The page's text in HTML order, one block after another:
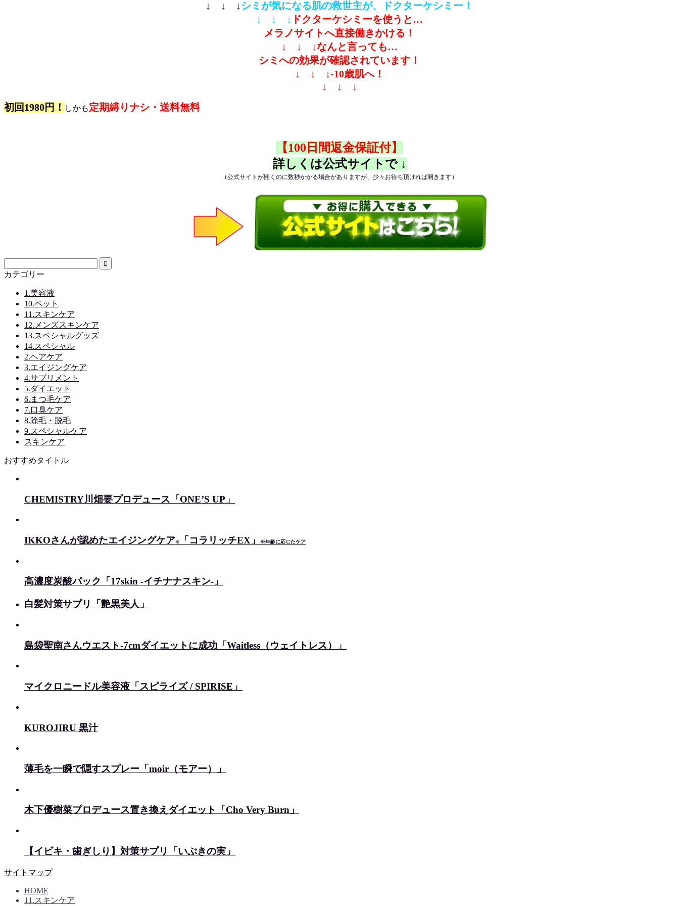
↓ ↓ ↓シミが気になる肌の救世主が、ドクターケシミー！
↓ ↓ ↓ ドクターケシミーを使うと…
メラノサイトへ直接働きかける！
↓ ↓ ↓なんと言っても…
シミへの効果が確認されています！
↓ ↓ ↓-10歳肌へ！
↓ ↓ ↓
初回1980円！
しかも定期縛りナシ・送料無料
【100日間返金保証付】
詳しくは公式サイトで ↓
（公式サイトが開くのに数秒かかる場合がありますが、少々お待ち頂ければ開きます）
カテゴリー
1.美容液
10.ペット
11.スキンケア
12.メンズスキンケア
13.スペシャルグッズ
14.スペシャル
2.ヘアケア
3.エイジングケア
4.サプリメント
5.ダイエット
6.まつ毛ケア
7.口臭ケア
8.除毛・脱毛
9.スペシャルケア
スキンケア
おすすめタイトル
CHEMISTRY川畑要プロデュース「ONE’S UP」
IKKOさんが認めたエイジングケア※ 「コラリッチEX」 ※年齢に応じたケア
高濃度炭酸パック「17skin -イチナナスキン-」
白髪対策サプリ「艶黒美人」
島袋聖南さんウエスト-7cmダイエットに成功「Waitless（ウェイトレス）」
マイクロニードル美容液「スピライズ / SPIRISE」
KUROJIRU 黒汁
薄毛を一瞬で隠すスプレー「moir（モアー）」
木下優樹菜プロデュース置き換えダイエット「Cho Very Burn」
【イビキ・歯ぎしり】対策サプリ「いぶきの実」
サイトマップ
HOME
11.スキンケア